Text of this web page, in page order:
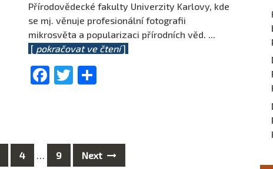
Přírodovědecké fakulty Univerzity Karlovy, kde
se mj. věnuje profesionální fotografii
mikrosvěta a popularizaci přírodních věd. ...
[ pokračovat ve čtení]
Facebook
Twitter
4 9 Next